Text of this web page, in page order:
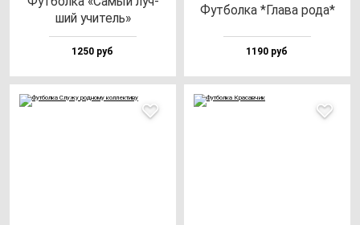
ший учи­тель»
1250 руб
Фут­бол­ка *Гла­ва ро­да*
1190 руб